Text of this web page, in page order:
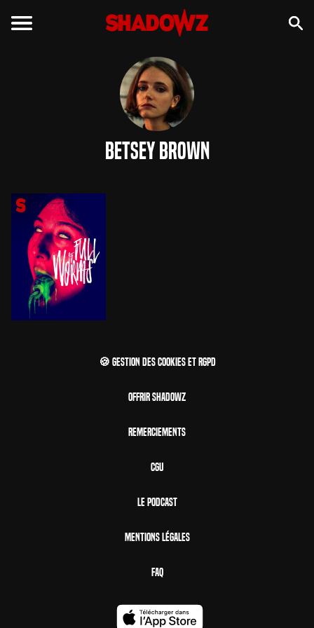
Betsey Brown
🍪 Gestion des cookies et RGPD
Offrir Shadowz
Remerciements
CGU
Le Podcast
Mentions Légales
FAQ